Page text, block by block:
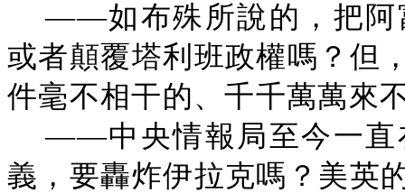
——如布殊所說的，把阿
或者顛覆塔利班政權嗎？但
件毫不相干的、千千萬萬來
——中央情報局至今一直
義，要轟炸伊拉克嗎？美英